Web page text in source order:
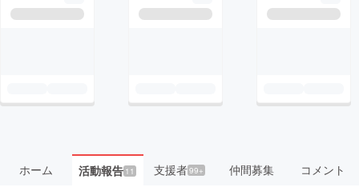
ホーム 活動報告11 支援者99+ 仲間募集 コメント